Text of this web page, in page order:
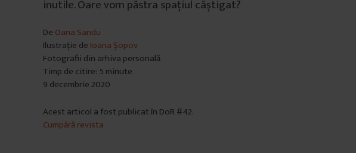
inutile. Oare vom păstra spațiul câștigat?
De Oana Sandu
Ilustrație de Ioana Șopov
Fotografii din arhiva personală
Timp de citire: 5 minute
9 decembrie 2020
Acest articol a fost publicat în DoR #42.
Cumpără revista